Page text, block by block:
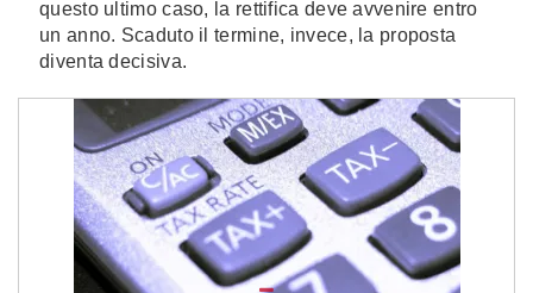
questo ultimo caso, la rettifica deve avvenire entro
un anno. Scaduto il termine, invece, la proposta
diventa decisiva.